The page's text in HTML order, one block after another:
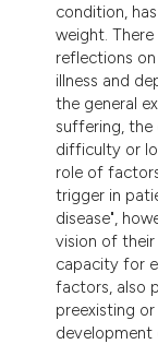
condition,
weight.
reflections
illness and
the general
suffering, the
difficulty or
role of
trigger in
disease",
vision of
capacity for
factors, also
preexisting
development